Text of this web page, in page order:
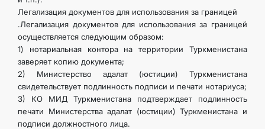
Легализация документов для использования за границей
.Легализация документов для использования за границей
осуществляется следующим образом:
1) нотариальная контора на территории Туркменистана
заверяет копию документа;
2) Министерство адалат (юстиции) Туркменистана
свидетельствует подлинность подписи и печати нотариуса;
3) КО МИД Туркменистана подтверждает подлинность
печати Министерства адалат (юстиции) Туркменистана и
подписи должностного лица.